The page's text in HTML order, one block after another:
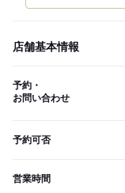
店舗基本情報
予約・
お問い合わせ
予約可否
営業時間